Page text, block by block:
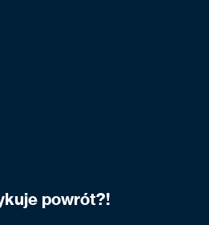
powrót?!